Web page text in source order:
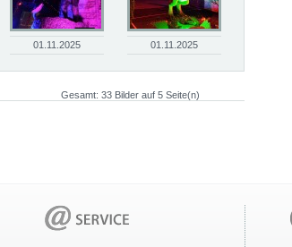
01.11.2025 01.11.2025
Gesamt: 33 Bilder auf 5 Seite(n)